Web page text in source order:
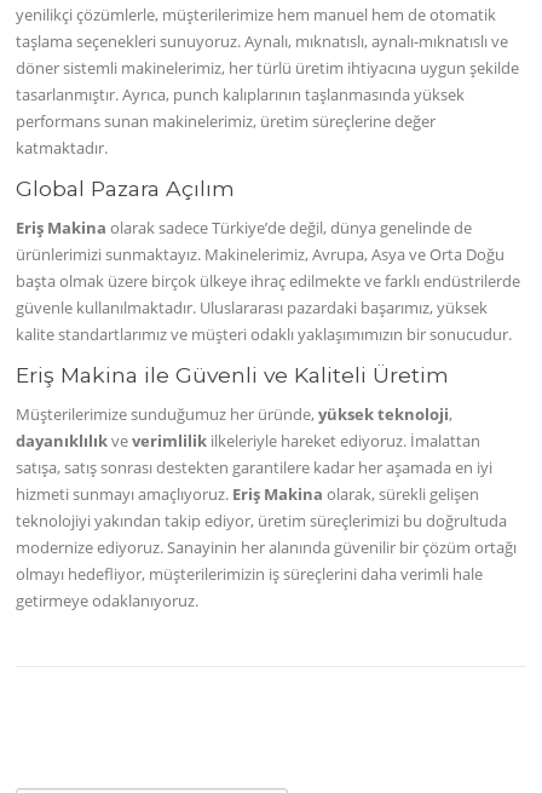
yenilikçi çözümlerle, müşterilerimize hem manuel hem de otomatik
taşlama seçenekleri sunuyoruz. Aynalı, mıknatıslı, aynalı-mıknatıslı ve
döner sistemli makinelerimiz, her türlü üretim ihtiyacına uygun şekilde
tasarlanmıştır. Ayrıca, punch kalıplarının taşlanmasında yüksek
performans sunan makinelerimiz, üretim süreçlerine değer
katmaktadır.
Global Pazara Açılım
Eriş Makina olarak sadece Türkiye’de değil, dünya genelinde de
ürünlerimizi sunmaktayız. Makinelerimiz, Avrupa, Asya ve Orta Doğu
başta olmak üzere birçok ülkeye ihraç edilmekte ve farklı endüstrilerde
güvenle kullanılmaktadır. Uluslararası pazardaki başarımız, yüksek
kalite standartlarımız ve müşteri odaklı yaklaşımımızın bir sonucudur.
Eriş Makina ile Güvenli ve Kaliteli Üretim
Müşterilerimize sunduğumuz her üründe,yüksek teknoloji,
dayanıklılıkveverimlilik ilkeleriyle hareket ediyoruz. İmalattan
satışa, satış sonrası destekten garantilere kadar her aşamada en iyi
hizmeti sunmayı amaçlıyoruz. Eriş Makina olarak, sürekli gelişen
teknolojiyi yakından takip ediyor, üretim süreçlerimizi bu doğrultuda
modernize ediyoruz. Sanayinin her alanında güvenilir bir çözüm ortağı
olmayı hedefliyor, müşterilerimizin iş süreçlerini daha verimli hale
getirmeye odaklanıyoruz.